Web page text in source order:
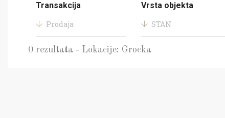
Transakcija
Prodaja
Vrsta objekta
STAN
0 rezultata - Lokacije: Grocka